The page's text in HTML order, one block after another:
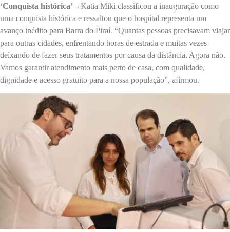
‘Conquista histórica’ – Katia Miki classificou a inauguração como
uma conquista histórica e ressaltou que o hospital representa um
avanço inédito para Barra do Piraí. “Quantas pessoas precisavam viajar
para outras cidades, enfrentando horas de estrada e muitas vezes
deixando de fazer seus tratamentos por causa da distância. Agora não.
Vamos garantir atendimento mais perto de casa, com qualidade,
dignidade e acesso gratuito para a nossa população”, afirmou.